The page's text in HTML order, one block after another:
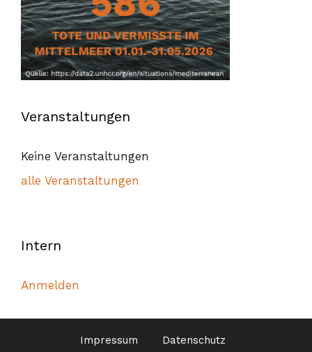
Veranstaltungen
Keine Veranstaltungen
alle Veranstaltungen
Intern
Anmelden
Impressum Datenschutz